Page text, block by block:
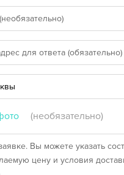
(необязательно)
Итого:
null руб.
Оформление заявки
работу с прайс-